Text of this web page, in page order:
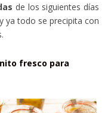
de los siguientes días
ya todo se precipita con
fresco para